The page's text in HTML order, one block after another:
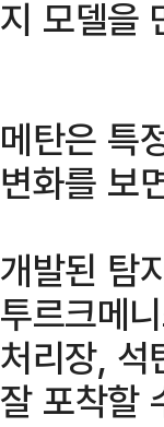
지 모델을
메탄은 특
변화를 보
개발된 탐
투르크메
처리장, 석
잘 포착할